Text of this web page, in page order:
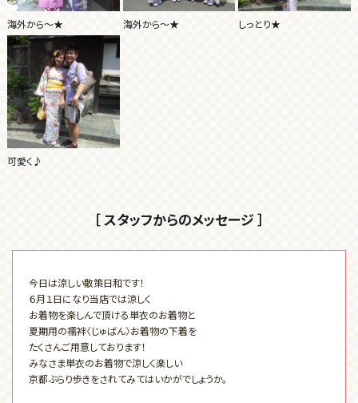
海外から～★ 海外から～★ しっとり★
可愛く♪
［ スタッフからのメッセージ ］
今日は涼しい散策日和です！
６月１日になり当店では涼しく
お着物を楽しんで頂ける単衣のお着物と
夏期用の襦袢〈じゅばん〉お着物の下着を
たくさんご用意しております！
みなさま単衣のお着物で涼しく楽しい
京都ぶらり歩きをされてみてはいかがでしょうか。